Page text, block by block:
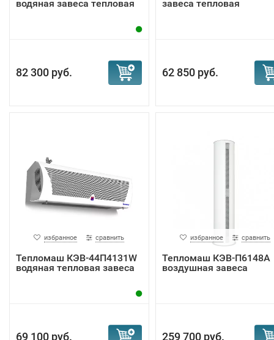
водяная завеса тепловая
82 300 руб.
завеса тепловая
62 850 руб.
избранное сравнить
Тепломаш КЭВ-44П4131W
водяная тепловая завеса
69 100 руб.
избранное сравнить
Тепломаш КЭВ-П6148A
воздушная завеса
259 700 руб.